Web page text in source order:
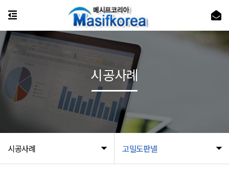
시공사례 고밀도판넬
시공사례